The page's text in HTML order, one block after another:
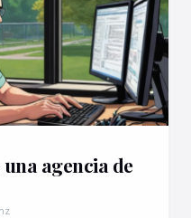
agencia de